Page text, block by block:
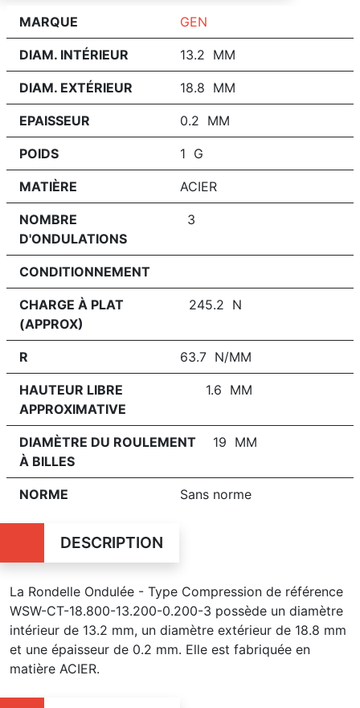
MARQUE GEN
DIAM. INTÉRIEUR 13.2 MM
DIAM. EXTÉRIEUR 18.8 MM
EPAISSEUR 0.2 MM
POIDS 1 G
MATIÈRE ACIER
NOMBRE
D'ONDULATIONS
3
CONDITIONNEMENT
CHARGE À PLAT
(APPROX)
245.2 N
R 63.7 N/MM
HAUTEUR LIBRE
APPROXIMATIVE
1.6 MM
DIAMÈTRE DU ROULEMENT
À BILLES
19 MM
NORME Sans norme
DESCRIPTION
La Rondelle Ondulée - Type Compression de référence
WSW-CT-18.800-13.200-0.200-3 possède un diamètre
intérieur de 13.2 mm, un diamètre extérieur de 18.8 mm
et une épaisseur de 0.2 mm. Elle est fabriquée en
matière ACIER.